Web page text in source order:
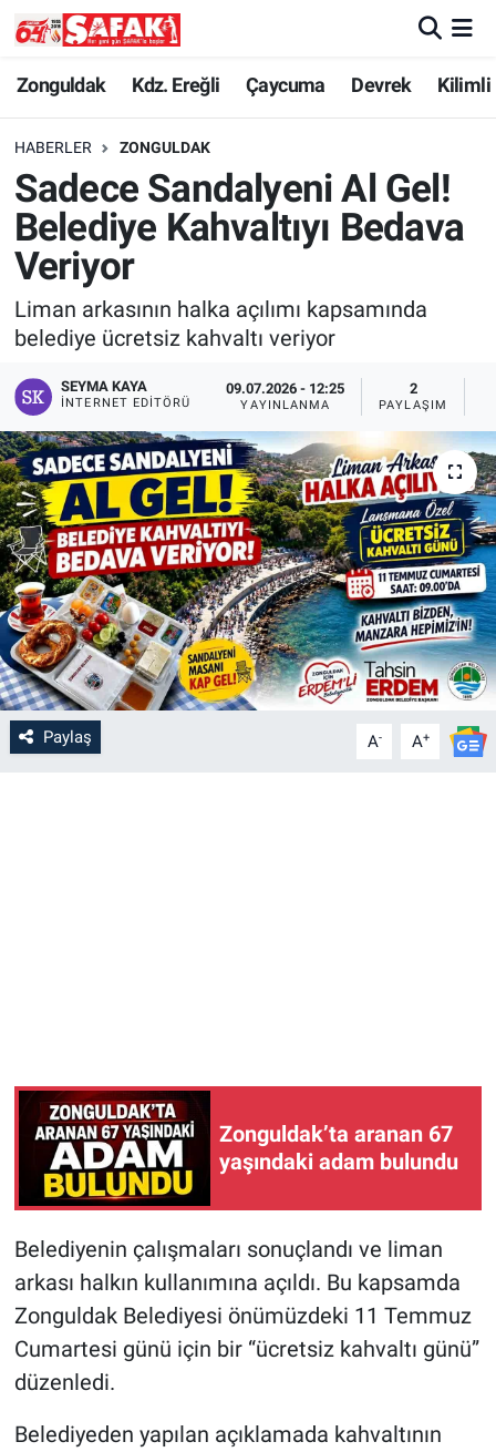
Zonguldak Kdz. Ereğli Çaycuma Devrek Kilimli
HABERLER ZONGULDAK
Sadece Sandalyeni Al Gel!
Belediye Kahvaltıyı Bedava
Veriyor
Liman arkasının halka açılımı kapsamında
belediye ücretsiz kahvaltı veriyor
SEYMA KAYA
İNTERNET EDITÖRÜ
09.07.2026 - 12:25
YAYINLANMA
2
PAYLAŞIM
Paylaş A- A+
Zonguldak’ta aranan 67
yaşındaki adam bulundu
Belediyenin çalışmaları sonuçlandı ve liman
arkası halkın kullanımına açıldı. Bu kapsamda
Zonguldak Belediyesi önümüzdeki 11 Temmuz
Cumartesi günü için bir “ücretsiz kahvaltı günü”
düzenledi.
Belediyeden yapılan açıklamada kahvaltının
Zonguldak
Kdz. Ereğli
Çaycuma
Devrek
Kilimli
Resmi İlan
Zonguldak Nöbetçi Eczaneler
Zonguldak Hava Durumu
Zonguldak Namaz Vakitleri
Zonguldak Trafik Yoğunluk Haritası
Süper Lig Puan Durumu ve Fikstür
Haber Arşivi